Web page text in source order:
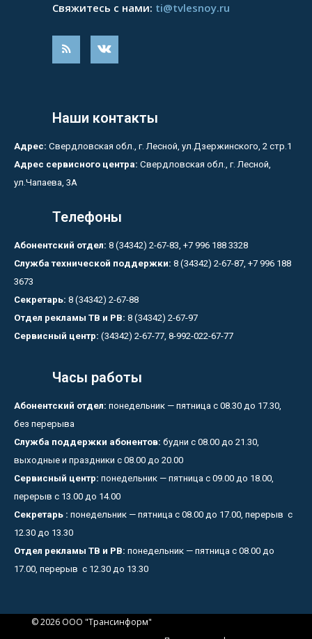
Свяжитесь с нами: ti@tvlesnoy.ru
Наши контакты
Адрес: Свердловская обл., г. Лесной, ул.Дзержинского, 2 стр.1
Адрес сервисного центра: Свердловская обл., г. Лесной,
ул.Чапаева, 3А
Телефоны
Абонентский отдел: 8 (34342) 2-67-83, +7 996 188 3328
Служба технической поддержки: 8 (34342) 2-67-87, +7 996 188
3673
Секретарь: 8 (34342) 2-67-88
Отдел рекламы ТВ и РВ: 8 (34342) 2-67-97
Сервисный центр: (34342) 2-67-77, 8-992-022-67-77
Часы работы
Абонентский отдел: понедельник — пятница с 08.30 до 17.30,
без перерыва
Служба поддержки абонентов: будни с 08.00 до 21.30,
выходные и праздники с 08.00 до 20.00
Сервисный центр: понедельник — пятница с 09.00 до 18.00,
перерыв с 13.00 до 14.00
Секретарь : понедельник — пятница с 08.00 до 17.00, перерыв с
12.30 до 13.30
Отдел рекламы ТВ и РВ: понедельник — пятница с 08.00 до
17.00, перерыв с 12.30 до 13.30
© 2026 ООО "Трансинформ"